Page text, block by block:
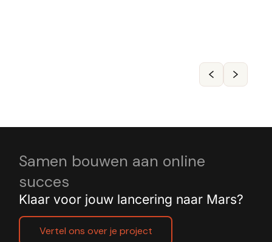
Samen bouwen aan online
succes
Klaar voor jouw lancering naar Mars?
Vertel ons over je project